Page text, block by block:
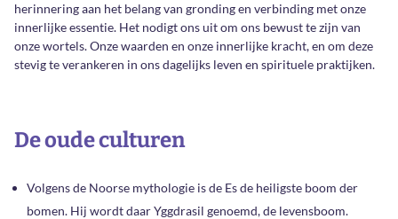
herinnering aan het belang van gronding en verbinding met onze
innerlijke essentie. Het nodigt ons uit om ons bewust te zijn van
onze wortels. Onze waarden en onze innerlijke kracht, en om deze
stevig te verankeren in ons dagelijks leven en spirituele praktijken.
De oude culturen
Volgens de Noorse mythologie is de Es de heiligste boom der
bomen. Hij wordt daar Yggdrasil genoemd, de levensboom.